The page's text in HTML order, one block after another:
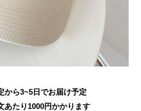
から3~5日でお届け予定
あたり 1000円かかります